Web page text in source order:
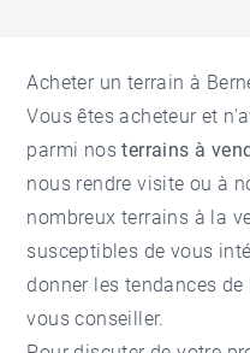
Acheter un terrain à
Vous êtes acheteur et
parmi nosterrains à
nous rendre visite ou à
nombreux terrains à la
susceptibles de vous
donner les tendances de
vous conseiller.